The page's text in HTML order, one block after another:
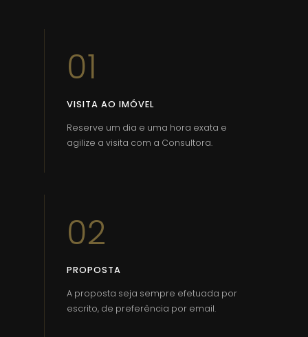
01
VISITA AO IMÓVEL
Reserve um dia e uma hora exata e
agilize a visita com a Consultora.
02
PROPOSTA
A proposta seja sempre efetuada por
escrito, de preferência por email.